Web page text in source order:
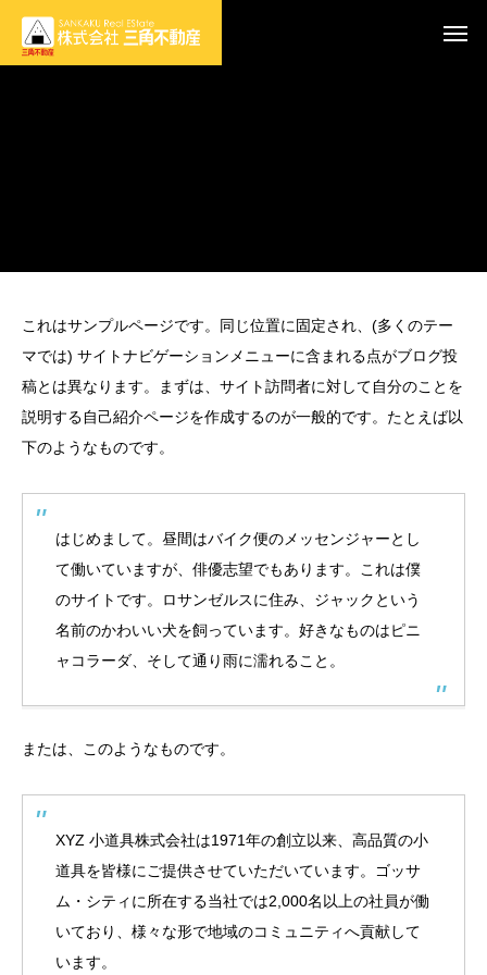
これはサンプルページです。同じ位置に固定され、(多くのテー
マでは) サイトナビゲーションメニューに含まれる点がブログ投
稿とは異なります。まずは、サイト訪問者に対して自分のことを
説明する自己紹介ページを作成するのが一般的です。たとえば以
下のようなものです。
はじめまして。昼間はバイク便のメッセンジャーとし
て働いていますが、俳優志望でもあります。これは僕
のサイトです。ロサンゼルスに住み、ジャックという
名前のかわいい犬を飼っています。好きなものはピニ
ャコラーダ、そして通り雨に濡れること。
または、このようなものです。
XYZ 小道具株式会社は1971年の創立以来、高品質の小
道具を皆様にご提供させていただいています。ゴッサ
ム・シティに所在する当社では2,000名以上の社員が働
いており、様々な形で地域のコミュニティへ貢献して
います。